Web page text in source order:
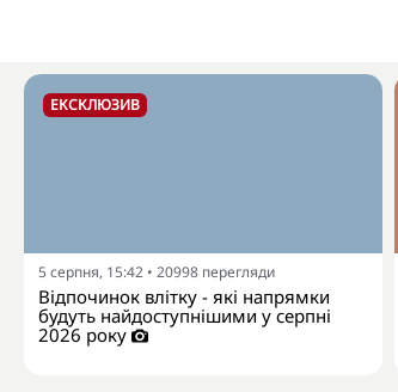
ЕКСКЛЮЗИВ
5 серпня, 15:42 • 20998 перегляди
Відпочинок влітку - які напрямки
будуть найдоступнішими у серпні
2026 року